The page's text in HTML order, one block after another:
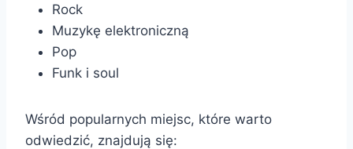
Rock
Muzykę elektroniczną
Pop
Funk i soul
Wśród popularnych miejsc, które warto
odwiedzić, znajdują się: